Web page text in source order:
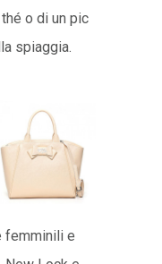
o di un pic
spiaggia.
femminili e